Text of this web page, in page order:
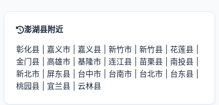
澎湖县附近
彰化县 嘉义市 嘉义县 新竹市 新竹县 花莲县
金门县
高雄市 基隆市 连江县 苗栗县 南投县
新北市
屏东县 台中市 台南市 台北市 台东县
桃园县
宜兰县 云林县